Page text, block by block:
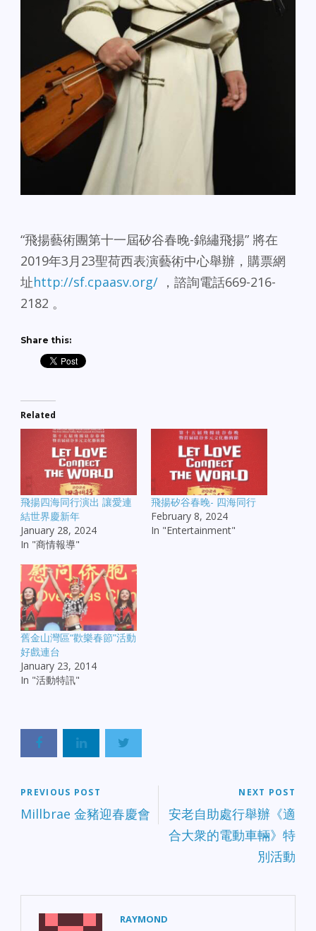
“飛揚藝術團第十一屆矽谷春晚-錦繡飛揚” 將在
2019年3月23聖荷西表演藝術中心舉辦，購票網
址http://sf.cpaasv.org/ ，諮詢電話669-216-
2182 。
Share this:
Related
飛揚四海同行演出 讓愛連
結世界慶新年
January 28, 2024
In "商情報導"
飛揚矽谷春晚- 四海同行
February 8, 2024
In "Entertainment"
舊金山灣區“歡樂春節”活動
好戲連台
January 23, 2014
In "活動特訊"
PREVIOUS POST
Millbrae 金豬迎春慶會
NEXT POST
安老自助處行舉辦《適
合大衆的電動車輛》特
別活動
RAYMOND